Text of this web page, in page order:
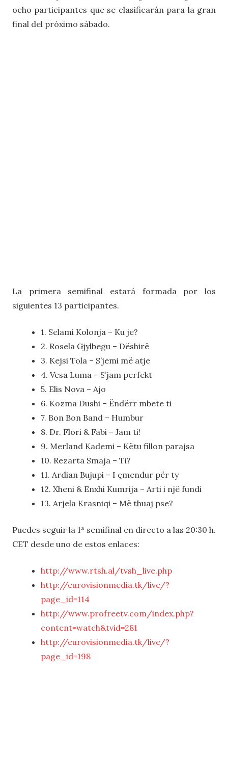
ocho participantes que se clasificarán para la gran
final del próximo sábado.
La primera semifinal estará formada por los
siguientes 13 participantes.
1. Selami Kolonja – Ku je?
2. Rosela Gjylbegu – Dëshirë
3. Kejsi Tola – S’jemi më atje
4. Vesa Luma – S’jam perfekt
5. Elis Nova – Ajo
6. Kozma Dushi – Ëndërr mbete ti
7. Bon Bon Band – Humbur
8. Dr. Flori & Fabi – Jam ti!
9. Merland Kademi – Këtu fillon parajsa
10. Rezarta Smaja – Ti?
11. Ardian Bujupi – I çmendur për ty
12. Xheni & Enxhi Kumrija – Arti i një fundi
13. Arjela Krasniqi – Më thuaj pse?
Puedes seguir la 1ª semifinal en directo a las 20:30 h.
CET desde uno de estos enlaces:
http://www.rtsh.al/tvsh_live.php
http://eurovisionmedia.tk/live/?
page_id=114
http://www.profreetv.com/index.php?
content=watch&tvid=281
http://eurovisionmedia.tk/live/?
page_id=198